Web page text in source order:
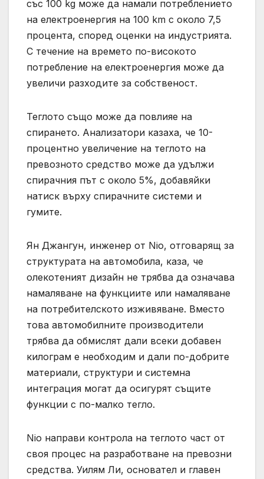
със 100 kg може да намали потреблението
на електроенергия на 100 km с около 7,5
процента, според оценки на индустрията.
С течение на времето по-високото
потребление на електроенергия може да
увеличи разходите за собственост.
Теглото също може да повлияе на
спирането. Анализатори казаха, че 10-
процентно увеличение на теглото на
превозното средство може да удължи
спирачния път с около 5%, добавяйки
натиск върху спирачните системи и
гумите.
Ян Джангун, инженер от Nio, отговарящ за
структурата на автомобила, каза, че
олекотеният дизайн не трябва да означава
намаляване на функциите или намаляване
на потребителското изживяване. Вместо
това автомобилните производители
трябва да обмислят дали всеки добавен
килограм е необходим и дали по-добрите
материали, структури и системна
интеграция могат да осигурят същите
функции с по-малко тегло.
Nio направи контрола на теглото част от
своя процес на разработване на превозни
средства. Уилям Ли, основател и главен